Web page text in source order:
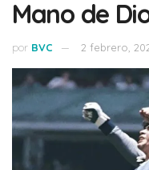
Mano de
por BVC 2 febrero,